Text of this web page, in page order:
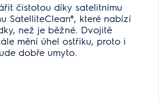
čistotou díky satelitnímu
SatelliteClean®, které nabízí
než je běžné. Dvojitě
mění úhel ostřiku, proto i
dobře umyto.